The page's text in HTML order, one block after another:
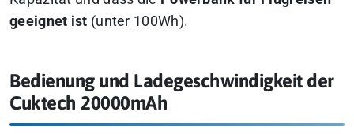
geeignet ist (unter 100Wh).
Bedienung und Ladegeschwindigkeit der
Cuktech 20000mAh